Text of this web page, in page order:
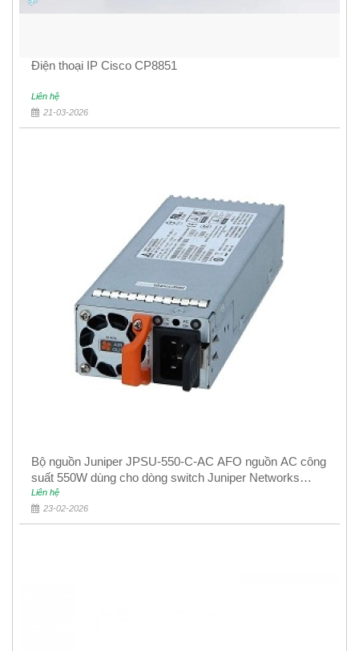
Điện thoại IP Cisco CP8851
Liên hệ
21-03-2026
Bộ nguồn Juniper JPSU-550-C-AC AFO nguồn AC công
suất 550W dùng cho dòng switch Juniper Networks
EX4400
Liên hệ
23-02-2026